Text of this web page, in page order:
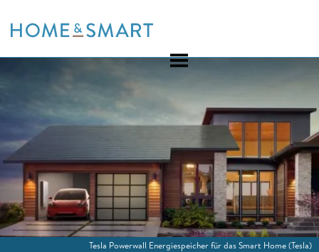
to
Tesla Powerwall Energiespeicher für das Smart Home(Tesla)